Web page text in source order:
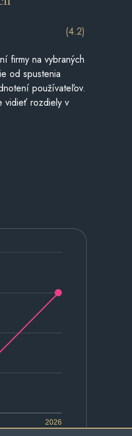
(4.2)
firmy na vybraných
od spustenia
používateľov.
vidieť rozdiely v
2026